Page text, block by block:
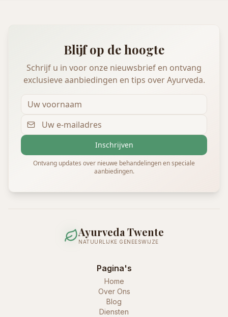
Blijf op de hoogte
Schrijf u in voor onze nieuwsbrief en ontvang
exclusieve aanbiedingen en tips over Ayurveda.
Inschrijven
Ontvang updates over nieuwe behandelingen en speciale
aanbiedingen.
Ayurveda Twente
NATUURLIJKE GENEESWIJZE
Pagina's
Home
Over Ons
Blog
Diensten